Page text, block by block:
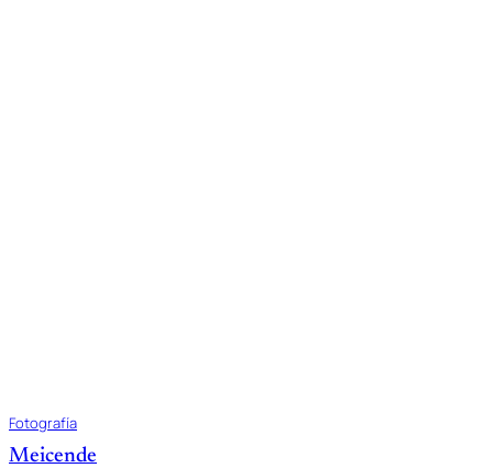
Fotografía
Meicende